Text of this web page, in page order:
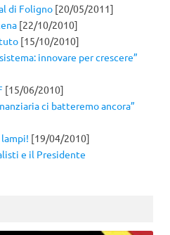
di Foligno [20/05/2011]
[22/10/2010]
[15/10/2010]
innovare per crescere”
[15/06/2010]
ci batteremo ancora”
[19/04/2010]
e il Presidente